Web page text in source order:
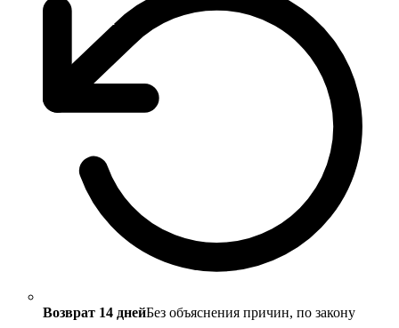
Возврат 14 днейБез объяснения причин, по закону